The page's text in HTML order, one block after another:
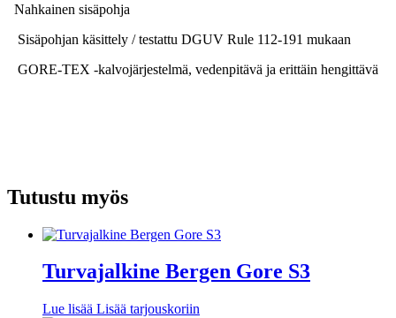
Nahkainen sisäpohja
Sisäpohjan käsittely / testattu DGUV Rule 112-191 mukaan
GORE-TEX -kalvojärjestelmä, vedenpitävä ja erittäin hengittävä
Tutustu myös
Turvajalkine Bergen Gore S3
Lue lisää Lisää tarjouskoriin